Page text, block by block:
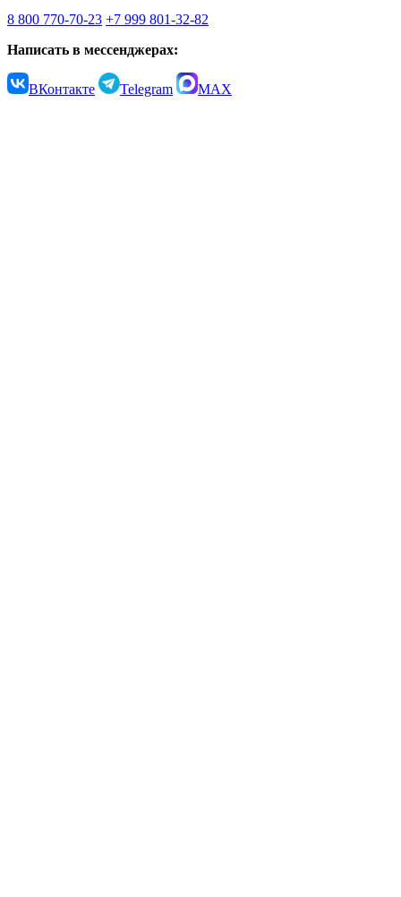
8 800 770-70-23 +7 999 801-32-82
Написать в мессенджерах:
ВКонтакте Telegram MAX